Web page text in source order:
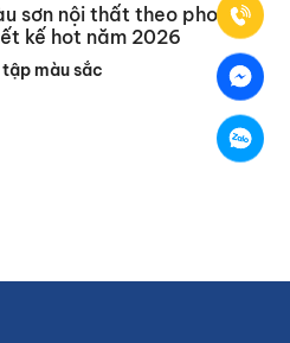
sơn nội thất theo phong
kế hot năm 2026
tập màu sắc